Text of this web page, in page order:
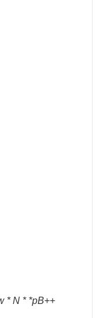
* N * *pB++